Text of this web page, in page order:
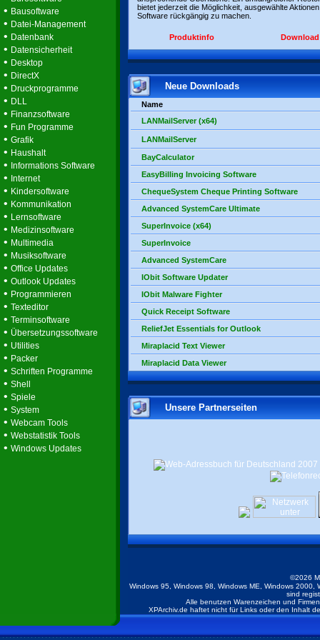
• Bausoftware
• Datei-Management
• Datenbank
• Datensicherheit
• Desktop
• DirectX
• Druckprogramme
• DLL
• Finanzsoftware
• Fun Programme
• Grafik
• Haushalt
• Informations Software
• Internet
• Kindersoftware
• Kommunikation
• Lernsoftware
• Medizinsoftware
• Multimedia
• Musiksoftware
• Office Updates
• Outlook Updates
• Programmieren
• Texteditor
• Terminsoftware
• Übersetzungssoftware
• Utilities
• Packer
• Schriften Programme
• Shell
• Spiele
• System
• Webcam Tools
• Webstatistik Tools
• Windows Updates
bietet jederzeit die Möglichkeit, ausgewählte
Software rückgängig zu machen.
Produktinfo Download
Neue Downloads
Name
LANMailServer (x64)
LANMailServer
BayCalculator
EasyBilling Invoicing Software
ChequeSystem Cheque Printing Software
Advanced SystemCare Ultimate
SuperInvoice (x64)
SuperInvoice
Advanced SystemCare
IObit Software Updater
IObit Malware Fighter
Quick Receipt Software
ReliefJet Essentials for Outlook
Miraplacid Text Viewer
Miraplacid Data Viewer
Unsere Partnerseiten
©2026
Windows 95, Windows 98, Windows ME, Windows 2000,
sind
Alle benutzen Warenzeichen und
XPArchiv.de haftet nicht für Links oder den Inhalt